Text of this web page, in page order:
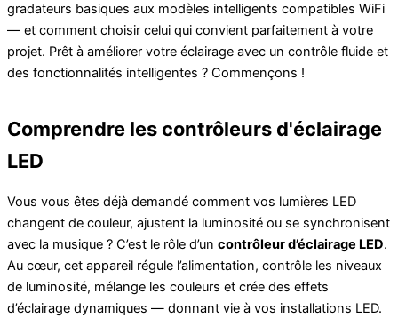
gradateurs basiques aux modèles intelligents compatibles WiFi
— et comment choisir celui qui convient parfaitement à votre
projet. Prêt à améliorer votre éclairage avec un contrôle fluide et
des fonctionnalités intelligentes ? Commençons !
Comprendre les contrôleurs d'éclairage
LED
Vous vous êtes déjà demandé comment vos lumières LED
changent de couleur, ajustent la luminosité ou se synchronisent
avec la musique ? C’est le rôle d’un contrôleur d’éclairage LED.
Au cœur, cet appareil régule l’alimentation, contrôle les niveaux
de luminosité, mélange les couleurs et crée des effets
d’éclairage dynamiques — donnant vie à vos installations LED.